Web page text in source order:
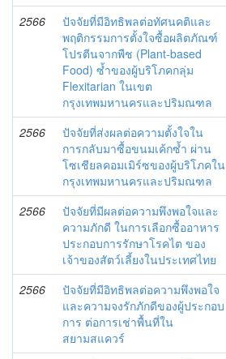
2566
ปัจจัยที่มีอิทธิพลต่อทัศนคติและ
พฤติกรรมการตั้งใจซื้อผลิตภัณฑ์
โปรตีนจากพืช (Plant-based
Food) ซ้ำของผู้บริโภคกลุ่ม
Flexitarian ในเขต
กรุงเทพมหานครและปริมณฑล
2566
ปัจจัยที่ส่งผลต่อความตั้งใจใน
การกลับมาซื้อขนมเค้กซ้ำ ผ่าน
โซเชียลคอมเมิร์ซของผู้บริโภคใน
กรุงเทพมหานครและปริมณฑล
2566
ปัจจัยที่มีผลต่อความพึงพอใจและ
ความภักดี ในการเลือกซื้ออาหาร
ประกอบการรักษาโรคไต ของ
เจ้าของสัตว์เลี้ยงในประเทศไทย
2566
ปัจจัยที่มีอิทธิพลต่อความพึงพอใจ
และความจงรักภักดีของผู้ประกอบ
การ ต่อการเช่าพื้นที่ใน
สยามสแควร์